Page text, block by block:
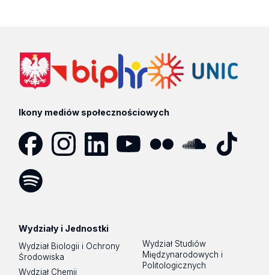
Ikony mediów społecznościowych
Wydziały i Jednostki
Wydział Biologii i Ochrony
Środowiska
Wydział Chemii
Wydział Studiów
Międzynarodowych i
Politologicznych